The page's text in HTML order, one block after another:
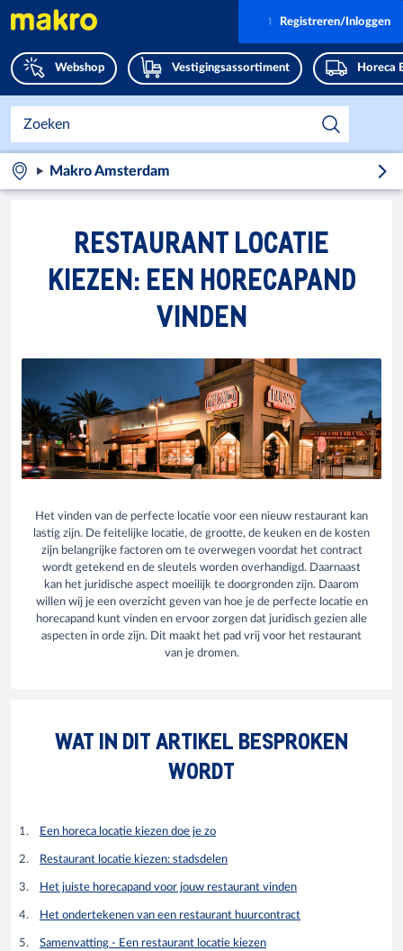
Webshop Vestigingsassortiment Horeca
Registreren/Inloggen
Makro Amsterdam
RESTAURANT LOCATIE
KIEZEN: EEN HORECAPAND
VINDEN
Het vinden van de perfecte locatie voor een nieuw restaurant kan
lastig zijn. De feitelijke locatie, de grootte, de keuken en de kosten
zijn belangrijke factoren om te overwegen voordat het contract
wordt getekend en de sleutels worden overhandigd. Daarnaast
kan het juridische aspect moeilijk te doorgronden zijn. Daarom
willen wij je een overzicht geven van hoe je de perfecte locatie en
horecapand kunt vinden en ervoor zorgen dat juridisch gezien alle
aspecten in orde zijn. Dit maakt het pad vrij voor het restaurant
van je dromen.
WAT IN DIT ARTIKEL BESPROKEN
WORDT
Een horeca locatie kiezen doe je zo
Restaurant locatie kiezen: stadsdelen
Het juiste horecapand voor jouw restaurant vinden
Het ondertekenen van een restaurant huurcontract
Samenvatting - Een restaurant locatie kiezen